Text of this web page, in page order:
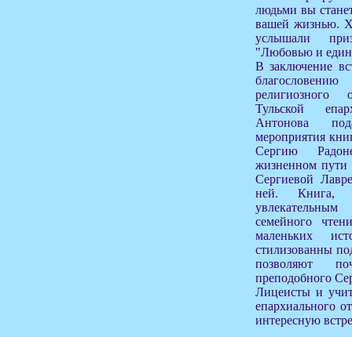
людьми вы
вашей жизнью.
услышали
"Любовью и
В заключение
религиозного
Тульской
Антонова
мероприятия
Сергию
жизненном пути
Сергиевой
ней. Книга,
семейного
маленьких
стилизованны
позволяют
преподобного
Лицеисты и
епархиального
интересную